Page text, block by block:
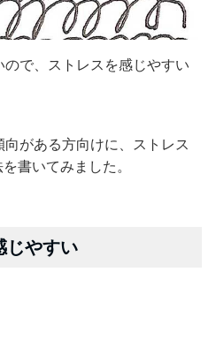
で、ストレスを感じやすい
がある方向けに、ストレス
書いてみました。
じやすい